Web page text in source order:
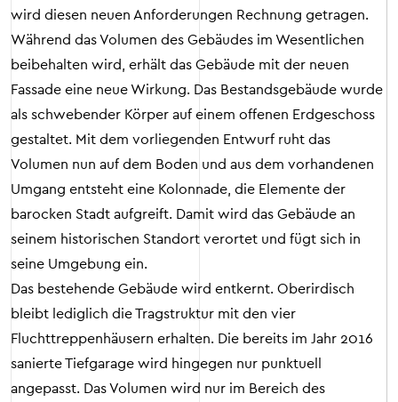
wird diesen neuen Anforderungen Rechnung getragen.
Während das Volumen des Gebäudes im Wesentlichen
beibehalten wird, erhält das Gebäude mit der neuen
Fassade eine neue Wirkung. Das Bestandsgebäude wurde
als schwebender Körper auf einem offenen Erdgeschoss
gestaltet. Mit dem vorliegenden Entwurf ruht das
Volumen nun auf dem Boden und aus dem vorhandenen
Umgang entsteht eine Kolonnade, die Elemente der
barocken Stadt aufgreift. Damit wird das Gebäude an
seinem historischen Standort verortet und fügt sich in
seine Umgebung ein.
Das bestehende Gebäude wird entkernt. Oberirdisch
bleibt lediglich die Tragstruktur mit den vier
Fluchttreppenhäusern erhalten. Die bereits im Jahr 2016
sanierte Tiefgarage wird hingegen nur punktuell
angepasst. Das Volumen wird nur im Bereich des